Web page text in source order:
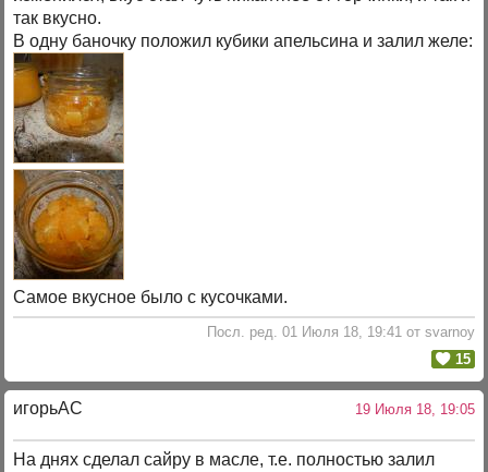
так вкусно.
В одну баночку положил кубики апельсина и залил желе:
Самое вкусное было с кусочками.
Посл. ред. 01 Июля 18, 19:41 от svarnoy
15
игорьАС 19 Июля 18, 19:05
На днях сделал сайру в масле, т.е. полностью залил